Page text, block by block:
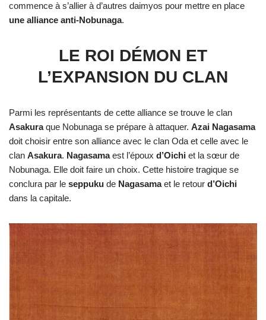
commence à s’allier à d’autres daimyos pour mettre en place
une alliance anti-Nobunaga.
LE ROI DÉMON ET
L’EXPANSION DU CLAN
Parmi les représentants de cette alliance se trouve le clan
Asakuraque Nobunaga se prépare à attaquer. Azai Nagasama
doit choisir entre son alliance avec le clan Oda et celle avec le
clan Asakura. Nagasamaest l’époux d’Oichi et la sœur de
Nobunaga. Elle doit faire un choix. Cette histoire tragique se
conclura par le seppuku de Nagasamaet le retour d’Oichi
dans la capitale.